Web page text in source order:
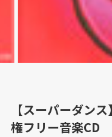
【スーパーダン
権フリー音楽CD